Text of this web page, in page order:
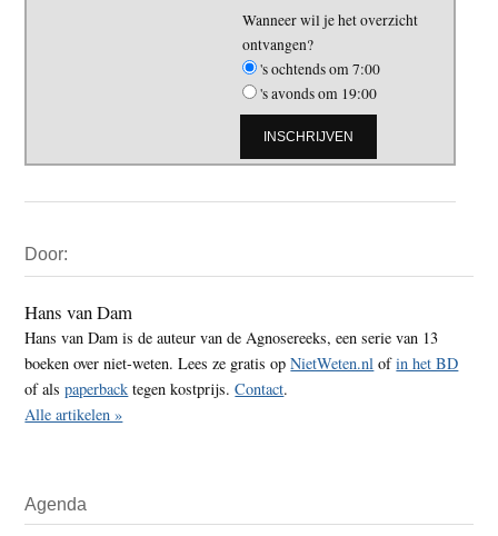
Wanneer wil je het overzicht
ontvangen?
's ochtends om 7:00
's avonds om 19:00
Sidebar
Door:
Hans van Dam
Hans van Dam is de auteur van de Agnosereeks, een serie van 13
boeken over niet-weten. Lees ze gratis opNietWeten.nl ofin het BD
of alspaperback tegen kostprijs.Contact.
Alle artikelen »
Agenda